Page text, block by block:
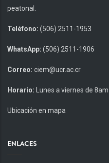
peatonal.
Teléfono: (506) 2511-1953
WhatsApp: (506) 2511-1906
Correo: ciem@ucr.ac.cr
Horario: Lunes a viernes de
Ubicación en mapa
ENLACES